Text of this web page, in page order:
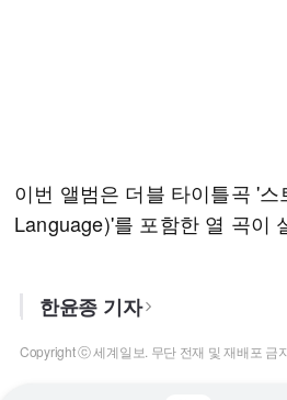
이번 앨범은 더블 타이틀곡 '
Language)'를 포함한 열 곡이
한윤종 기자
Copyright ⓒ 세계일보. 무단 전재 및 재배포 금